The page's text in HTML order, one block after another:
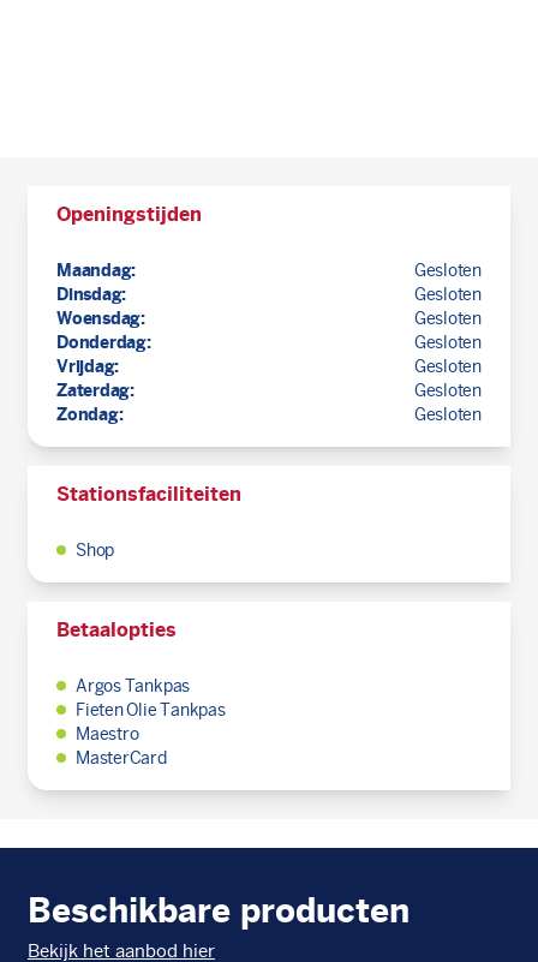
Openingstijden
Maandag:
Gesloten
Dinsdag:
Gesloten
Woensdag:
Gesloten
Donderdag:
Gesloten
Vrijdag:
Gesloten
Zaterdag:
Gesloten
Zondag:
Gesloten
Stationsfaciliteiten
Shop
Betaalopties
Argos Tankpas
Fieten Olie Tankpas
Maestro
MasterCard
Beschikbare producten
Bekijk het aanbod hier